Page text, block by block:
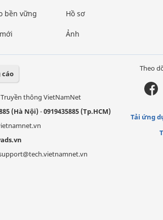
bền vững Hồ sơ
Ảnh
cáo
thông VietNamNet
(Hà Nội)-0919435885 (Tp.HCM)
Theo
Tải ứng